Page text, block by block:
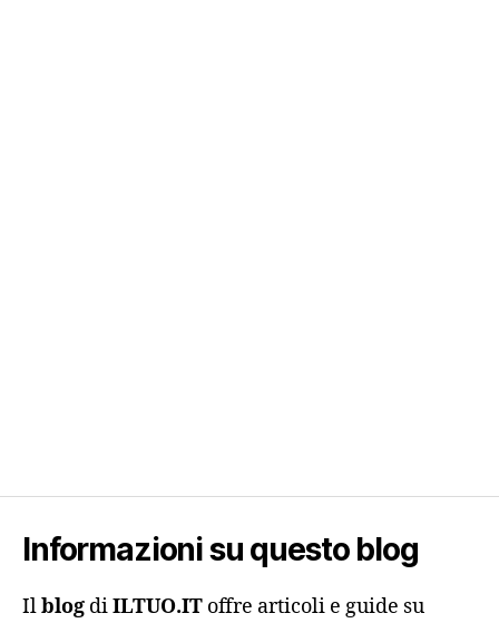
Informazioni su questo blog
Ilblog diILTUO.IT offre articoli e guide su